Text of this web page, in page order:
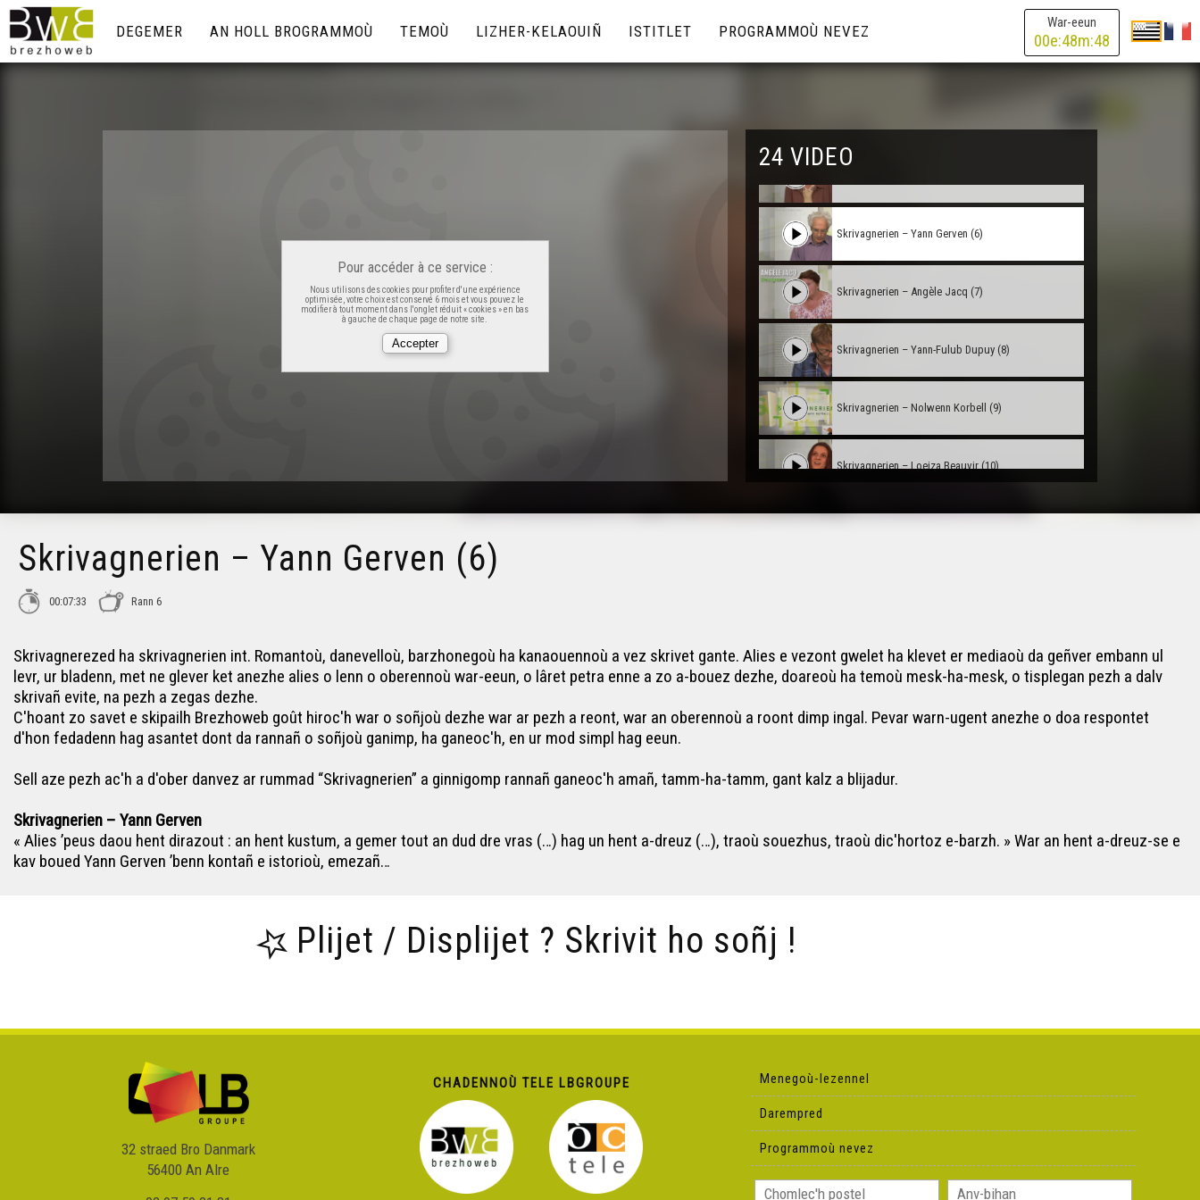
War-eeun
00e:48m:48
DEGEMER AN HOLL BROGRAMMOÙ TEMOÙ LIZHER-KELAOUIÑ ISTITLET PROGRAMMOÙ NEVEZ
Pour accéder à ce service :
Nous utilisons des cookies pour profiter d'une expérience
optimisée, votre choix est conservé 6 mois et vous pouvez le
modifier à tout moment dans l'onglet réduit « cookies » en bas
à gauche de chaque page de notre site.
24 VIDEO
Skrivagnerien – Mich Beyer (3)
Skrivagnerien – Yann Gerven (6)
Skrivagnerien – Angèle Jacq (7)
Skrivagnerien – Yann-Fulub Dupuy (8)
Skrivagnerien – Nolwenn Korbell (9)
Skrivagnerien – Loeiza Beauvir (10)
Skrivagnerien – Mikael Madeg (22)
Skrivagnerien – Yann Gerven (6)
00:07:33 Rann 6
Skrivagnerezed ha skrivagnerien int. Romantoù, danevelloù, barzhonegoù ha kanaouennoù a vez skrivet gante. Alies e vezont gwelet ha klevet er mediaoù da geñver embann ul
levr, ur bladenn, met ne glever ket anezhe alies o lenn o oberennoù war-eeun, o lâret petra enne a zo a-bouez dezhe, doareoù ha temoù mesk-ha-mesk, o tisplegan pezh a dalv
skrivañ evite, na pezh a zegas dezhe.
C'hoant zo savet e skipailh Brezhoweb goût hiroc'h war o soñjoù dezhe war ar pezh a reont, war an oberennoù a roont dimp ingal. Pevar warn-ugent anezhe o doa respontet
d'hon fedadenn hag asantet dont da rannañ o soñjoù ganimp, ha ganeoc'h, en ur mod simpl hag eeun.
Sell aze pezh ac'h a d'ober danvez ar rummad “Skrivagnerien” a ginnigomp rannañ ganeoc'h amañ, tamm-ha-tamm, gant kalz a blijadur.
Skrivagnerien – Yann Gerven
« Alies ’peus daou hent dirazout : an hent kustum, a gemer tout an dud dre vras (…) hag un hent a-dreuz (…), traoù souezhus, traoù dic'hortoz e-barzh. » War an hent a-dreuz-se e
kav boued Yann Gerven ’benn kontañ e istorioù, emezañ…
Plijet / Displijet ? Skrivit ho soñj !
32 straed Bro Danmark
56400 An Alre
CHADENNOÙ TELE LBGROUPE Menegoù-lezennel
Darempred
Programmoù nevez